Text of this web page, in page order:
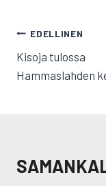
SELAUS
EDELLINEN
Kisoja tulossa
Hammaslahden